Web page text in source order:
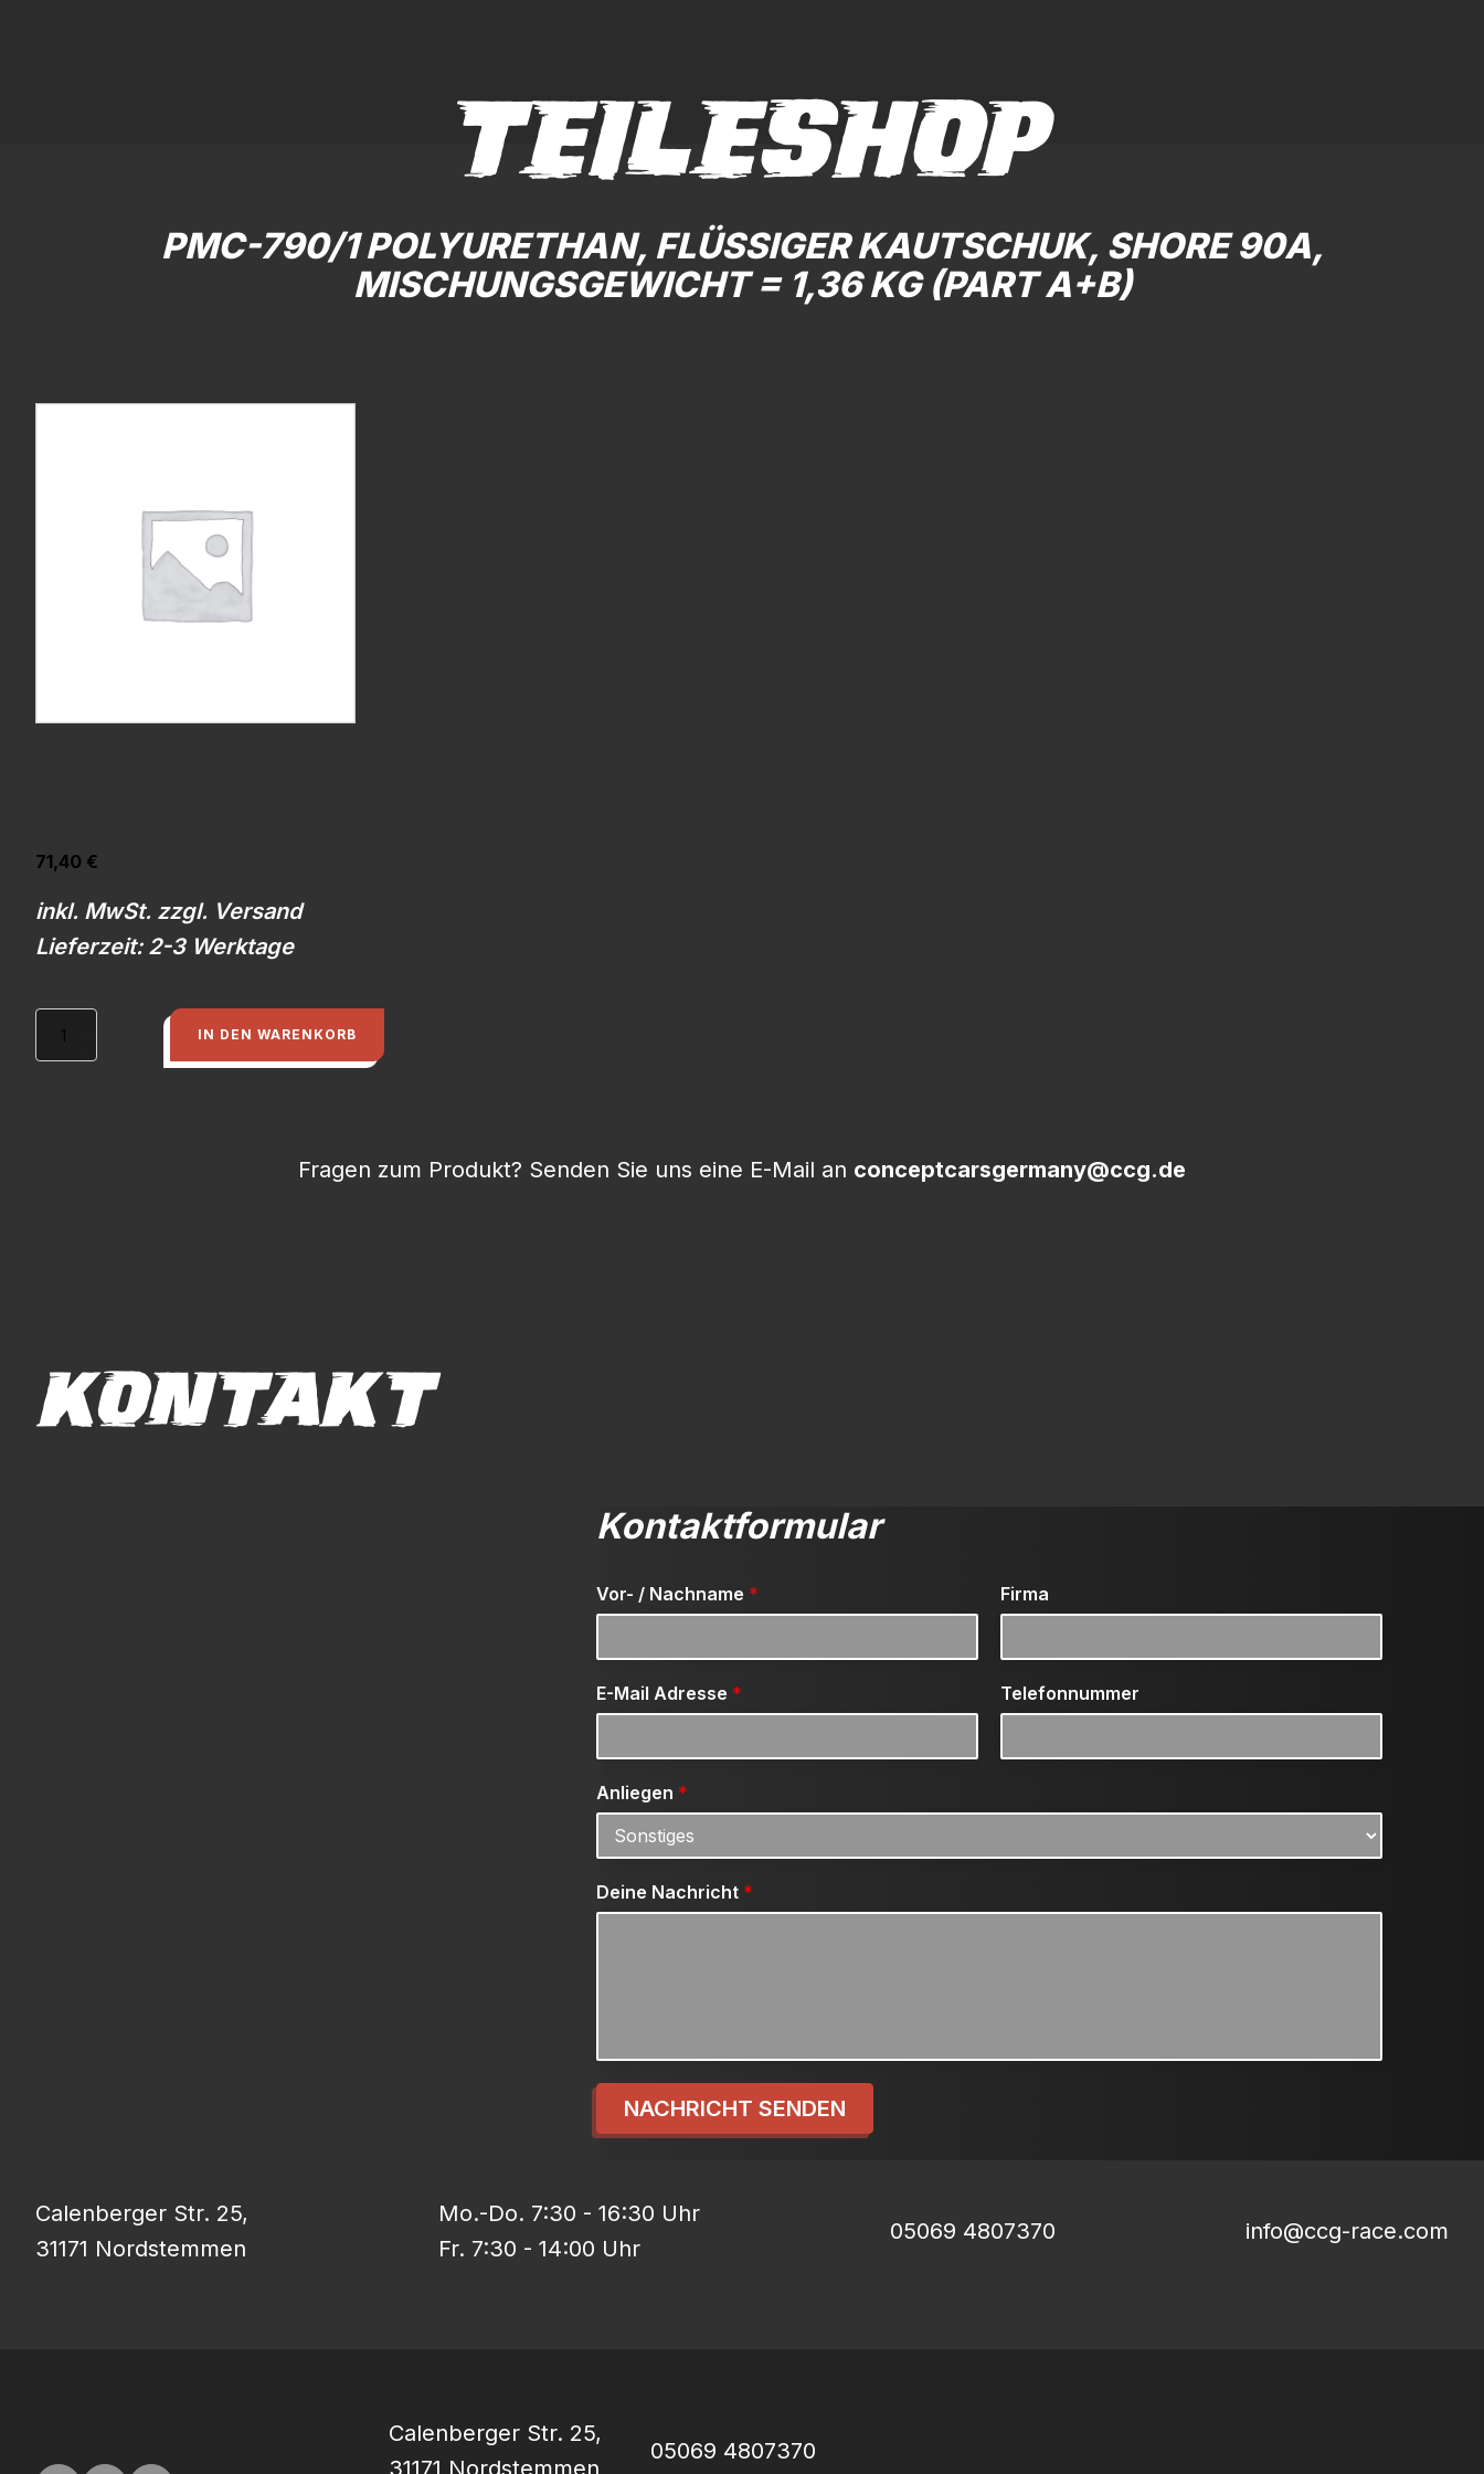
TEILESHOP
PMC-790/1 POLYURETHAN, FLÜSSIGER KAUTSCHUK, SHORE 90A,
MISCHUNGSGEWICHT = 1,36 KG (PART A+B)
71,40 €
inkl. MwSt. zzgl. Versand
Lieferzeit: 2-3 Werktage
PMC-
IN DEN WARENKORB
Fragen zum Produkt? Senden Sie uns eine E-Mail an conceptcarsgermany@ccg.de
KONTAKT
Kontaktformular
Vor- / Nachname * Firma
E-Mail Adresse * Telefonnummer
Anliegen *
Deine Nachricht *
NACHRICHT SENDEN
Calenberger Str. 25,
31171 Nordstemmen
Mo.-Do. 7:30 - 16:30 Uhr
Fr. 7:30 - 14:00 Uhr
05069 4807370 info@ccg-race.com
Calenberger Str. 25,
05069 4807370